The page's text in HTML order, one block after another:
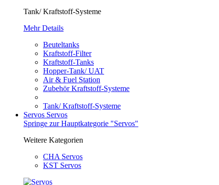
Tank/ Kraftstoff-Systeme
Mehr Details
Beuteltanks
Kraftstoff-Filter
Kraftstoff-Tanks
Hopper-Tank/ UAT
Air & Fuel Station
Zubehör Kraftstoff-Systeme
Tank/ Kraftstoff-Systeme
Servos Servos
Springe zur Hauptkategorie "Servos"
Weitere Kategorien
CHA Servos
KST Servos